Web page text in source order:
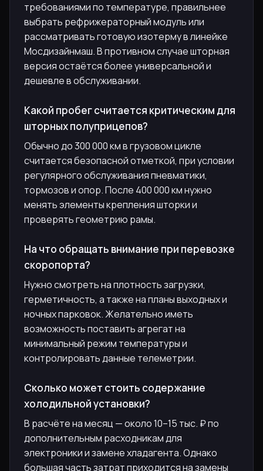
требованиями по температуре, правильнее
выбрать рефрижераторный модуль или
рассматривать готовую изотерму в линейке
Мосдизайнмаш. В противном случае шторная
версия остаётся более универсальной и
дешевле в обслуживании.
Какой пробег считается критическим для
шторных полуприцепов?
Обычно до 300 000 км в грузовом цикле
считается безопасной отметкой, при условии
регулярного обслуживания пневматики,
тормозов и опор. После 400 000 км нужно
менять элементы крепления шторки и
проверять геометрию рамы.
На что обращать внимание при перевозке
скоропорта?
Нужно смотреть на плотность загрузки,
герметичность, а также на планы выходных и
ночных парковок. Желательно иметь
возможность поставить агрегат на
минимальный режим температуры и
контролировать данные телеметрии.
Сколько может стоить содержание
холодильной установки?
В расчёте на месяц — около 10–15 тыс. ₽ по
дополнительным расходникам для
электроники и замене хладагента. Однако
большая часть затрат приходится на замены